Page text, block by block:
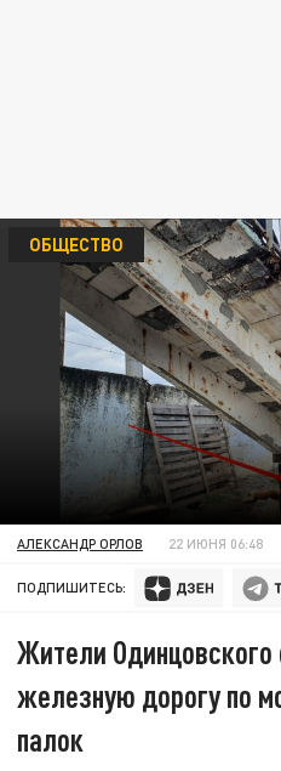
ОБЩЕСТВО
АЛЕКСАНДР ОРЛОВ 22 ИЮНЯ 06:48
ПОДПИШИТЕСЬ:
Жители Одинцовского
железную дорогу по
палок